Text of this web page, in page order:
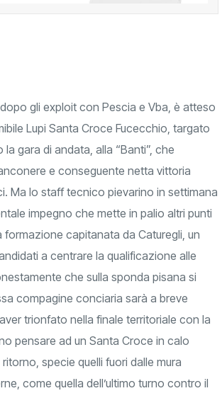
gli exploit con Pescia e Vba, è atteso
Lupi Santa Croce Fucecchio, targato
gara di andata, alla “Banti”, che
e conseguente netta vittoria
Ma lo staff tecnico pievarino in settimana
impegno che mette in palio altri punti
capitanata da Caturegli, un
a centrare la qualificazione alle
che sulla sponda pisana si
compagine conciaria sarà a breve
trionfato nella finale territoriale con la
pensare ad un Santa Croce in calo
specie quelli fuori dalle mura
come quella dell’ultimo turno contro il